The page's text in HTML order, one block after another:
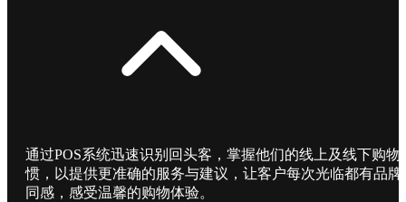
通过POS系统迅速识别回头客，掌握他们的线上及线下购物
惯，以提供更准确的服务与建议，让客户每次光临都有品牌
同感，感受温馨的购物体验。